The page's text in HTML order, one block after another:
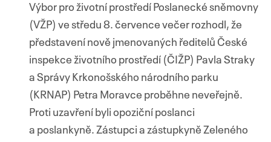
Výbor pro životní prostředí Poslanecké sněmovny
(VŽP) ve středu 8. července večer rozhodl, že
představení nově jmenovaných ředitelů České
inspekce životního prostředí (ČIŽP) Pavla Straky
a Správy Krkonošského národního parku
(KRNAP) Petra Moravce proběhne neveřejně.
Proti uzavření byli opoziční poslanci
a poslankyně. Zástupci a zástupkyně Zeleného